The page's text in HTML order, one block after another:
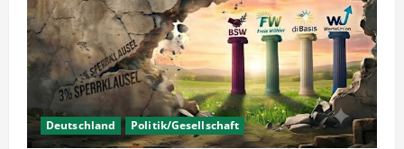
Deutschland Politik/Gesellschaft